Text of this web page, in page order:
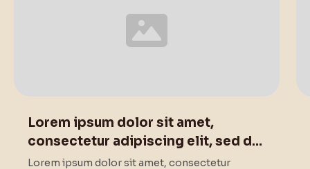
Lorem ipsum dolor sit amet,
consectetur adipiscing elit, sed do
eiusmod tempor .
Lorem ipsum dolor sit amet, consectetur